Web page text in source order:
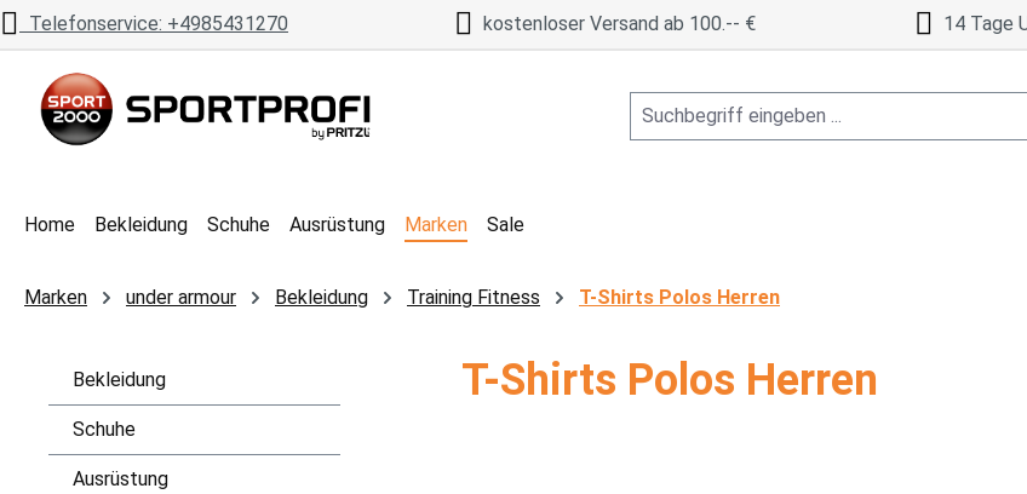
Hauptinhalt springen
Zur Suche springen
Zur Hauptnavigation springen
Telefonservice: +4985431270 kostenloser Versand ab 100.-- € 14 Tage
Home Bekleidung Schuhe Ausrüstung Marken Sale
Marken under armour Bekleidung Training Fitness T-Shirts Polos Herren
Bekleidung
Schuhe
Ausrüstung
T-Shirts Polos Herren